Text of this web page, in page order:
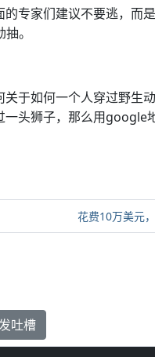
专家们建议不要逃，而
。
于如何一个人穿过野生
头狮子，那么用google
花费10万美元
吐槽